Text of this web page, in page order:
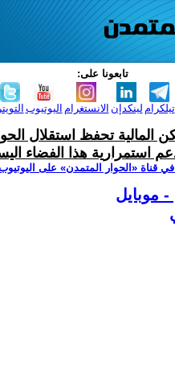
تابعونا على:
التويتر اليوتيوب الانستغرام لينكدإن تيلكرام
المالية تحفظ استقلال
استمرارية هذا الفضاء
قناة ‫«الحوار المتمدن» على
- موبايل